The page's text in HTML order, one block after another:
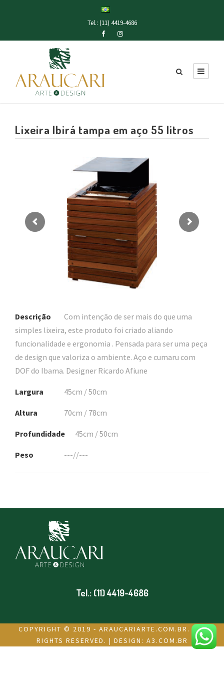
Tel.: (11) 4419-4686
Lixeira Ibirá tampa em aço 55 litros
Descrição
Com intenção de ser mais do que uma
simples lixeira, este produto foi criado aliando
funcionalidade e ergonomia . Pensada para ser uma peça
de design que valoriza o ambiente. Aço e cumaru com
DOF do Ibama. Designer Ricardo Afiune
Largura 45cm / 50cm
Altura 70cm / 78cm
Profundidade 45cm / 50cm
Peso ---//---
Tel.: (11) 4419-4686
COPYRIGHT © 2019 - ARAUCARIARTE.COM.BR. ALL
RIGHTS RESERVED. | DESIGN: A3.COM.BR